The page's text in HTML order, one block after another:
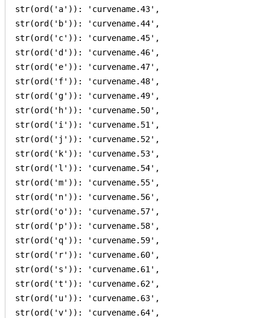
str(ord('a')): 'curvename.43',
str(ord('b')): 'curvename.44',
str(ord('c')): 'curvename.45',
str(ord('d')): 'curvename.46',
str(ord('e')): 'curvename.47',
str(ord('f')): 'curvename.48',
str(ord('g')): 'curvename.49',
str(ord('h')): 'curvename.50',
str(ord('i')): 'curvename.51',
str(ord('j')): 'curvename.52',
str(ord('k')): 'curvename.53',
str(ord('l')): 'curvename.54',
str(ord('m')): 'curvename.55',
str(ord('n')): 'curvename.56',
str(ord('o')): 'curvename.57',
str(ord('p')): 'curvename.58',
str(ord('q')): 'curvename.59',
str(ord('r')): 'curvename.60',
str(ord('s')): 'curvename.61',
str(ord('t')): 'curvename.62',
str(ord('u')): 'curvename.63',
str(ord('v')): 'curvename.64',